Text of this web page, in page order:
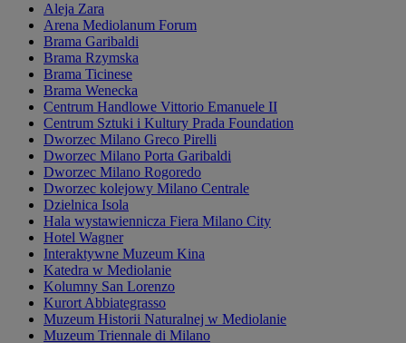
Aleja Zara
Arena Mediolanum Forum
Brama Garibaldi
Brama Rzymska
Brama Ticinese
Brama Wenecka
Centrum Handlowe Vittorio Emanuele II
Centrum Sztuki i Kultury Prada Foundation
Dworzec Milano Greco Pirelli
Dworzec Milano Porta Garibaldi
Dworzec Milano Rogoredo
Dworzec kolejowy Milano Centrale
Dzielnica Isola
Hala wystawiennicza Fiera Milano City
Hotel Wagner
Interaktywne Muzeum Kina
Katedra w Mediolanie
Kolumny San Lorenzo
Kurort Abbiategrasso
Muzeum Historii Naturalnej w Mediolanie
Muzeum Triennale di Milano